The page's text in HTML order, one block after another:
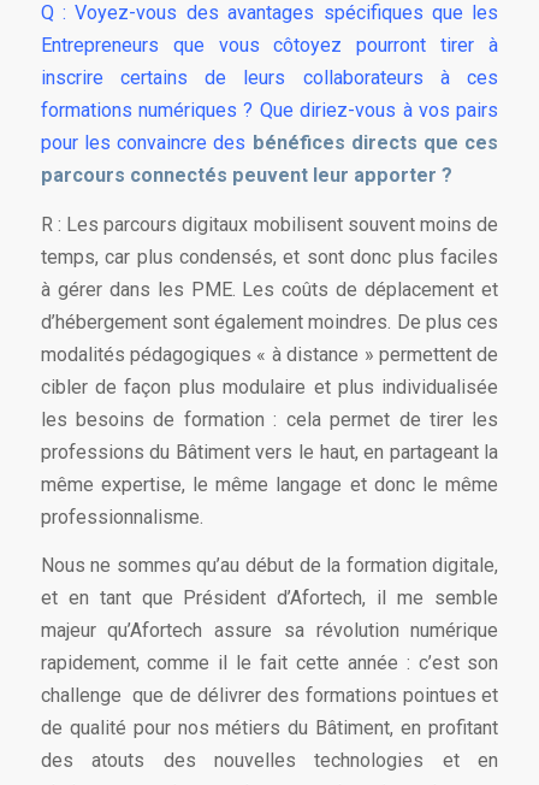
Q : Voyez-vous des avantages spécifiques que les
Entrepreneurs que vous côtoyez pourront tirer à
inscrire certains de leurs collaborateurs à ces
formations numériques ? Que diriez-vous à vos pairs
pour les convaincre des bénéfices directs que ces
parcours connectés peuvent leur apporter ?
R : Les parcours digitaux mobilisent souvent moins de
temps, car plus condensés, et sont donc plus faciles
à gérer dans les PME. Les coûts de déplacement et
d’hébergement sont également moindres. De plus ces
modalités pédagogiques « à distance » permettent de
cibler de façon plus modulaire et plus individualisée
les besoins de formation : cela permet de tirer les
professions du Bâtiment vers le haut, en partageant la
même expertise, le même langage et donc le même
professionnalisme.
Nous ne sommes qu’au début de la formation digitale,
et en tant que Président d’Afortech, il me semble
majeur qu’Afortech assure sa révolution numérique
rapidement, comme il le fait cette année : c’est son
challenge que de délivrer des formations pointues et
de qualité pour nos métiers du Bâtiment, en profitant
des atouts des nouvelles technologies et en